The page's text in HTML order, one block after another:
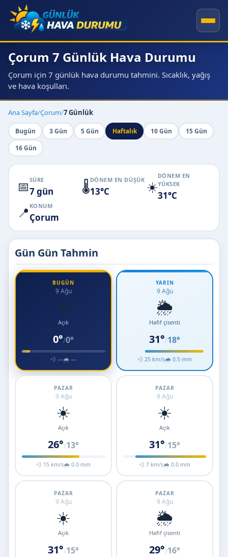
Çorum 7 Günlük Hava Durumu
Çorum için 7 günlük hava durumu tahmini. Sıcaklık, yağış
ve hava koşulları.
Ana Sayfa/Çorum/7 Günlük
Bugün 3 Gün 5 Gün Haftalık 10 Gün
15 Gün
16 Gün
📅 SÜRE
7 gün 🌡️DÖNEM EN DÜŞÜK
13°C ☀️
DÖNEM EN
YÜKSEK
31°C
📍 KONUM
Çorum
Gün Gün Tahmin
BUGÜN
9 Ağu
☀️
Açık
0°/0°
💨 —🌧 —
YARIN
9 Ağu
🌦️
Hafif çisenti
31°/18°
💨 25 km/s🌧 0.5 mm
PAZAR
9 Ağu
☀️
Açık
26°/13°
💨 15 km/s🌧 0.0 mm
PAZAR
9 Ağu
☀️
Açık
31°/15°
💨 7 km/s🌧 0.0 mm
PAZAR
9 Ağu
☀️
Açık
31°/15°
PAZAR
9 Ağu
🌦️
Hafif çisenti
29°/16°